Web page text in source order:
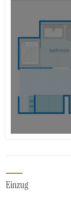
Einzug